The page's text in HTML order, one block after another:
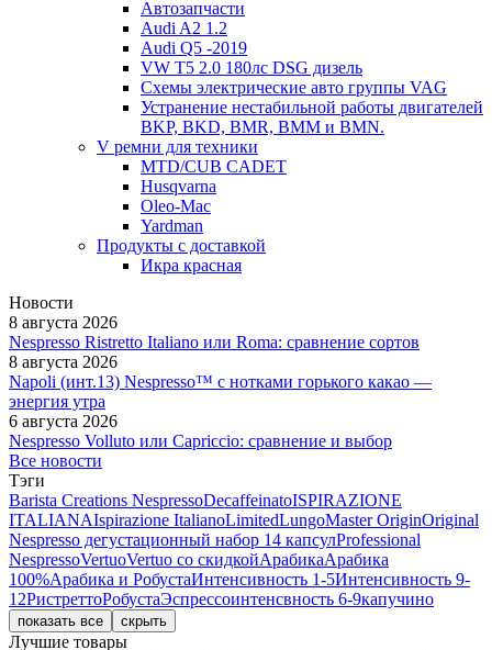
Автозапчасти
Audi A2 1.2
Audi Q5 -2019
VW T5 2.0 180лс DSG дизель
Схемы электрические авто группы VAG
Устранение нестабильной работы двигателей
BKP, BKD, BMR, BMM и BMN.
V ремни для техники
MTD/CUB CADET
Husqvarna
Oleo-Mac
Yardman
Продукты с доставкой
Икра красная
Новости
8 августа 2026
Nespresso Ristretto Italiano или Roma: сравнение сортов
8 августа 2026
Napoli (инт.13) Nespresso™ с нотками горького какао —
энергия утра
6 августа 2026
Nespresso Volluto или Capriccio: сравнение и выбор
Все новости
Тэги
Barista Creations NespressoDecaffeinatoISPIRAZIONE
ITALIANAIspirazione ItalianoLimitedLungoMaster OriginOriginal
Nespresso дегустационный набор 14 капсулProfessional
NespressoVertuoVertuo со скидкойАрабикаАрабика
100%Арабика и РобустаИнтенсивность 1-5Интенсивность 9-
12РистреттоРобустаЭспрессоинтенсвность 6-9капучино
показать все скрыть
Лучшие товары